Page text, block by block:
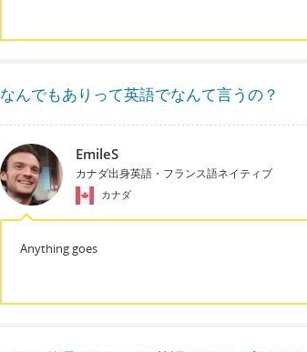
なんでもありって英語でなんて言うの？
EmileS
カナダ出身英語・フランス語ネイティブ
カナダ
Anything goes